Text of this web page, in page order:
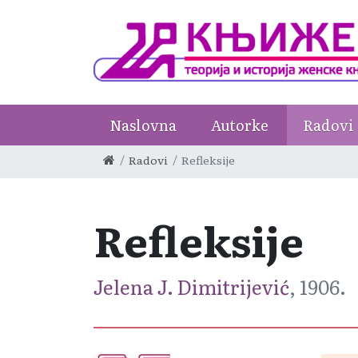
Naslovna Autorke Radovi
Radovi Refleksije
Refleksije
Jelena J. Dimitrijević, 1906.